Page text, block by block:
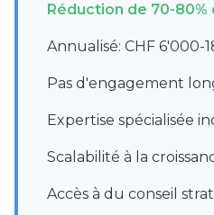
Réduction de 70-80%
Annualisé: CHF 6'000-
Pas d'engagement
Expertise spécialisée
Scalabilité à la
Accès à du conseil